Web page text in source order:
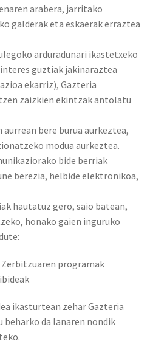
arabera, jarritako
galderak eta eskaerak erraztea
arduradunari ikastetxeko
guztiak jakinaraztea
ekarriz), Gazteria
zaizkien ekintzak antolatu
bere burua aurkeztea,
modua aurkeztea.
bide berriak
berezia, helbide elektronikoa,
hautatuz gero, saio batean,
honako gaien inguruko
programak
ikasturtean zehar Gazteria
da lanaren nondik